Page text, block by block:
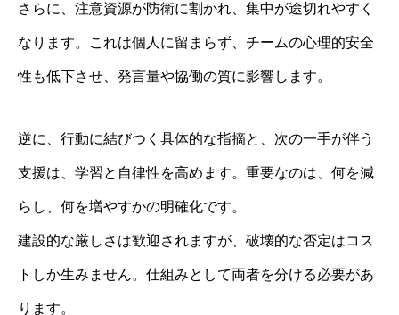
さらに、注意資源が防衛に割かれ、集中が途切れやすく
なります。これは個人に留まらず、チームの心理的安全
性も低下させ、発言量や協働の質に影響します。
逆に、行動に結びつく具体的な指摘と、次の一手が伴う
支援は、学習と自律性を高めます。重要なのは、何を減
らし、何を増やすかの明確化です。
建設的な厳しさは歓迎されますが、破壊的な否定はコス
トしか生みません。仕組みとして両者を分ける必要があ
ります。